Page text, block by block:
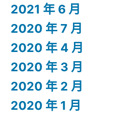
2021 年 6 月
2020 年 7 月
2020 年 4 月
2020 年 3 月
2020 年 2 月
2020 年 1 月